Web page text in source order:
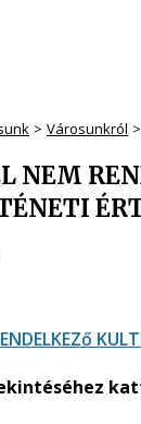
Városunkról
NEM